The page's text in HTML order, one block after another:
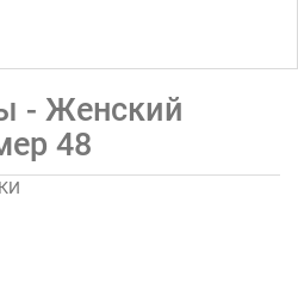
- Женский
48